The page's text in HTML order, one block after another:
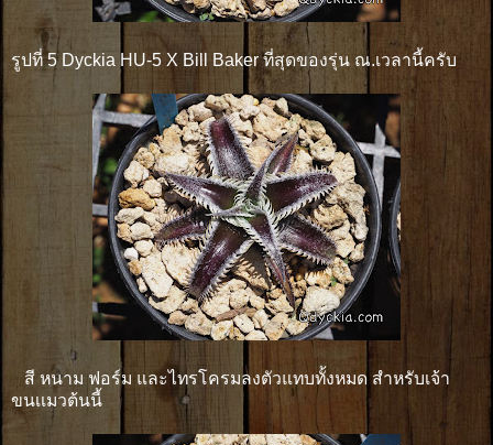
รูปที่ 5 Dyckia HU-5 X Bill Baker ที่สุดของรุ่น ณ.เวลานี้ครับ
สี หนาม ฟอร์ม และไทรโครมลงตัวแทบทั้งหมด สำหรับเจ้า
ขนเเมวต้นนี้